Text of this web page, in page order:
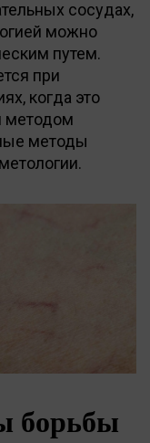
сосудах,
можно
путем.
при
когда это
методом
методы
борьбы